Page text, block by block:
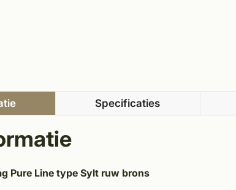
Specificaties
Pure Line type Sylt ruw brons